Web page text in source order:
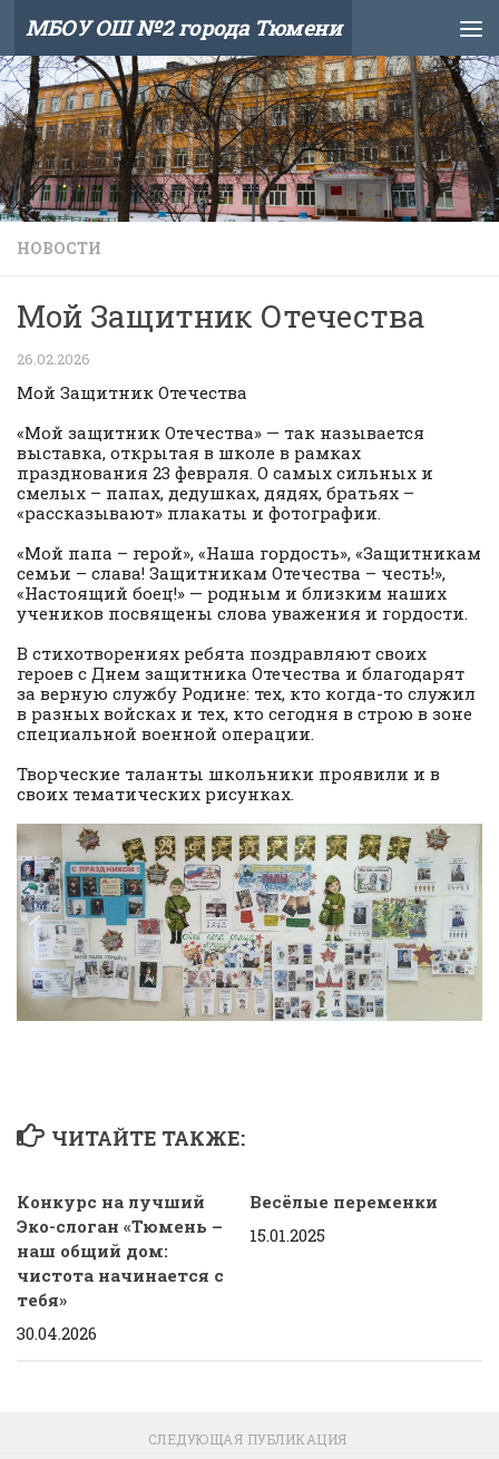
Skip to content
МБОУ ОШ №2 города Тюмени
НОВОСТИ
Мой Защитник Отечества
26.02.2026
Мой Защитник Отечества
«Мой защитник Отечества» — так называется
выставка, открытая в школе в рамках
празднования 23 февраля. О самых сильных и
смелых – папах, дедушках, дядях, братьях –
«рассказывают» плакаты и фотографии.
«Мой папа – герой», «Наша гордость», «Защитникам
семьи – слава! Защитникам Отечества – честь!»,
«Настоящий боец!» — родным и близким наших
учеников посвящены слова уважения и гордости.
В стихотворениях ребята поздравляют своих
героев с Днем защитника Отечества и благодарят
за верную службу Родине: тех, кто когда-то служил
в разных войсках и тех, кто сегодня в строю в зоне
специальной военной операции.
Творческие таланты школьники проявили и в
своих тематических рисунках.
ЧИТАЙТЕ ТАКЖЕ:
Конкурс на лучший
Эко-слоган «Тюмень –
наш общий дом:
чистота начинается с
тебя»
30.04.2026
Весёлые переменки
15.01.2025
СЛЕДУЮЩАЯ ПУБЛИКАЦИЯ